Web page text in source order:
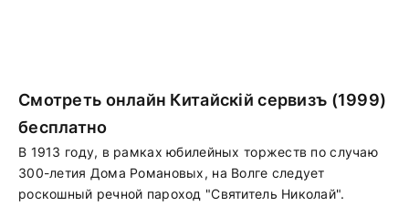
Смотреть онлайн Китайскiй сервизъ (1999)
бесплатно
В 1913 году, в рамках юбилейных торжеств по случаю
300-летия Дома Романовых, на Волге следует
роскошный речной пароход "Святитель Николай".